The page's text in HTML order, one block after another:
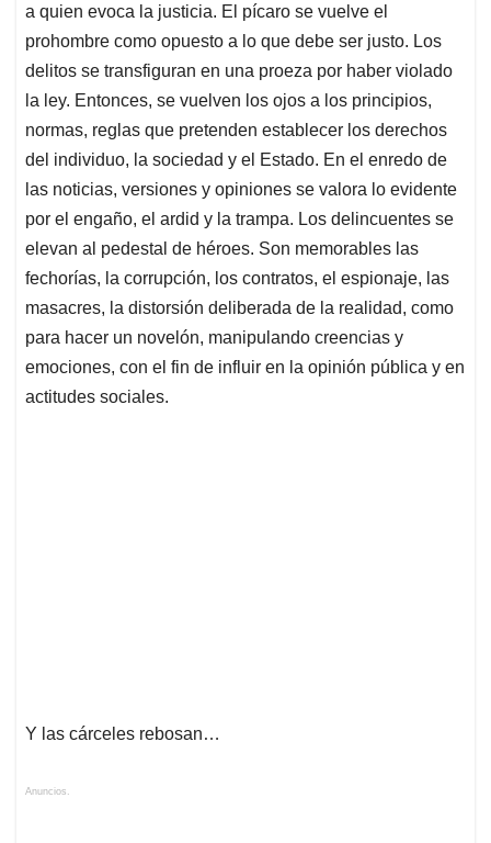
a quien evoca la justicia. El pícaro se vuelve el
prohombre como opuesto a lo que debe ser justo. Los
delitos se transfiguran en una proeza por haber violado
la ley. Entonces, se vuelven los ojos a los principios,
normas, reglas que pretenden establecer los derechos
del individuo, la sociedad y el Estado. En el enredo de
las noticias, versiones y opiniones se valora lo evidente
por el engaño, el ardid y la trampa. Los delincuentes se
elevan al pedestal de héroes. Son memorables las
fechorías, la corrupción, los contratos, el espionaje, las
masacres, la distorsión deliberada de la realidad, como
para hacer un novelón, manipulando creencias y
emociones, con el fin de influir en la opinión pública y en
actitudes sociales.
Y las cárceles rebosan…
Anuncios.